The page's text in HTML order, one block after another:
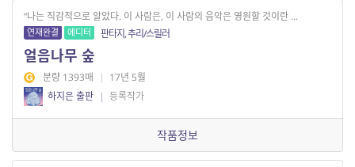
“나는 직감적으로 알았다. 이 사람은, 이 사람의 음악은 영원할 것이란 ...
연재완결 에디터 판타지, 추리/스릴러
얼음나무 숲
분량 1393매 | 17년 5월
하지은 출판 | 등록작가
작품정보